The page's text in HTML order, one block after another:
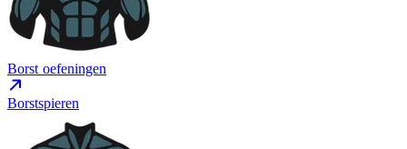
Borst oefeningen
Borstspieren